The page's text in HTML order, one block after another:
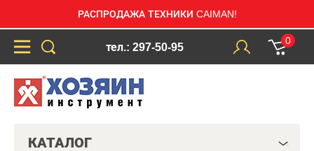
РАСПРОДАЖА ТЕХНИКИ CAIMAN!
тел.: 297-50-95
0
КАТАЛОГ